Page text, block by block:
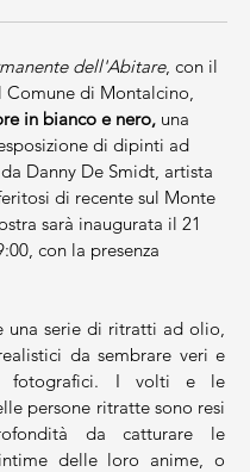
dell'Abitare, con il
Comune di Montalcino,
in bianco e nero, una
di dipinti ad
Danny De Smidt, artista
di recente sul Monte
sarà inaugurata il 21
con la presenza
una serie di ritratti ad olio,
da sembrare veri e
fotografici. I volti e le
persone ritratte sono resi
da catturare le
delle loro anime, o